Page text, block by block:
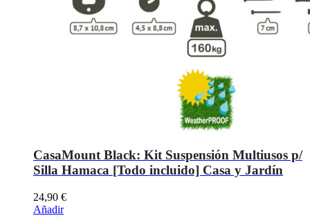
CasaMount Black: Kit Suspensión Multiusos p/
Silla Hamaca [Todo incluido] Casa y Jardín
24,90 €
Añadir